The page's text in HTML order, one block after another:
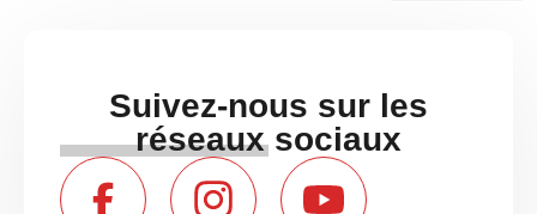
Suivez-nous sur les
réseaux sociaux